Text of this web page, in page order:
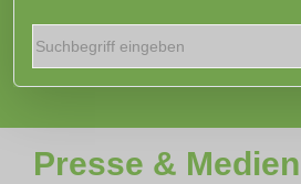
Presse & Medien |